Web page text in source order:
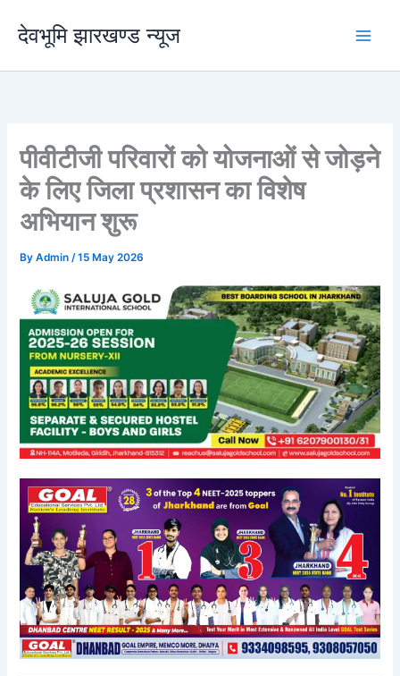
content
देवभूमि झारखण्ड न्यूज
पीवीटीजी परिवारों को योजनाओं से जोड़ने
के लिए जिला प्रशासन का विशेष
अभियान शुरू
ByAdmin/15 May 2026